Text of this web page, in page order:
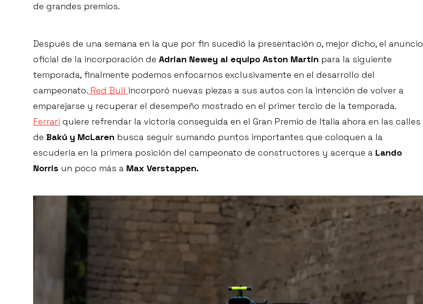
de grandes premios.
Después de una semana en la que por fin sucedió la presentación o, mejor dicho, el anuncio
oficial de la incorporación de Adrian Newey al equipo Aston Martin para la siguiente
temporada, finalmente podemos enfocarnos exclusivamente en el desarrollo del
campeonato. Red Bull incorporó nuevas piezas a sus autos con la intención de volver a
emparejarse y recuperar el desempeño mostrado en el primer tercio de la temporada.
Ferrari quiere refrendar la victoria conseguida en el Gran Premio de Italia ahora en las calles
de Bakú y McLaren busca seguir sumando puntos importantes que coloquen a la
escudería en la primera posición del campeonato de constructores y acerque a Lando
Norris un poco más a Max Verstappen.